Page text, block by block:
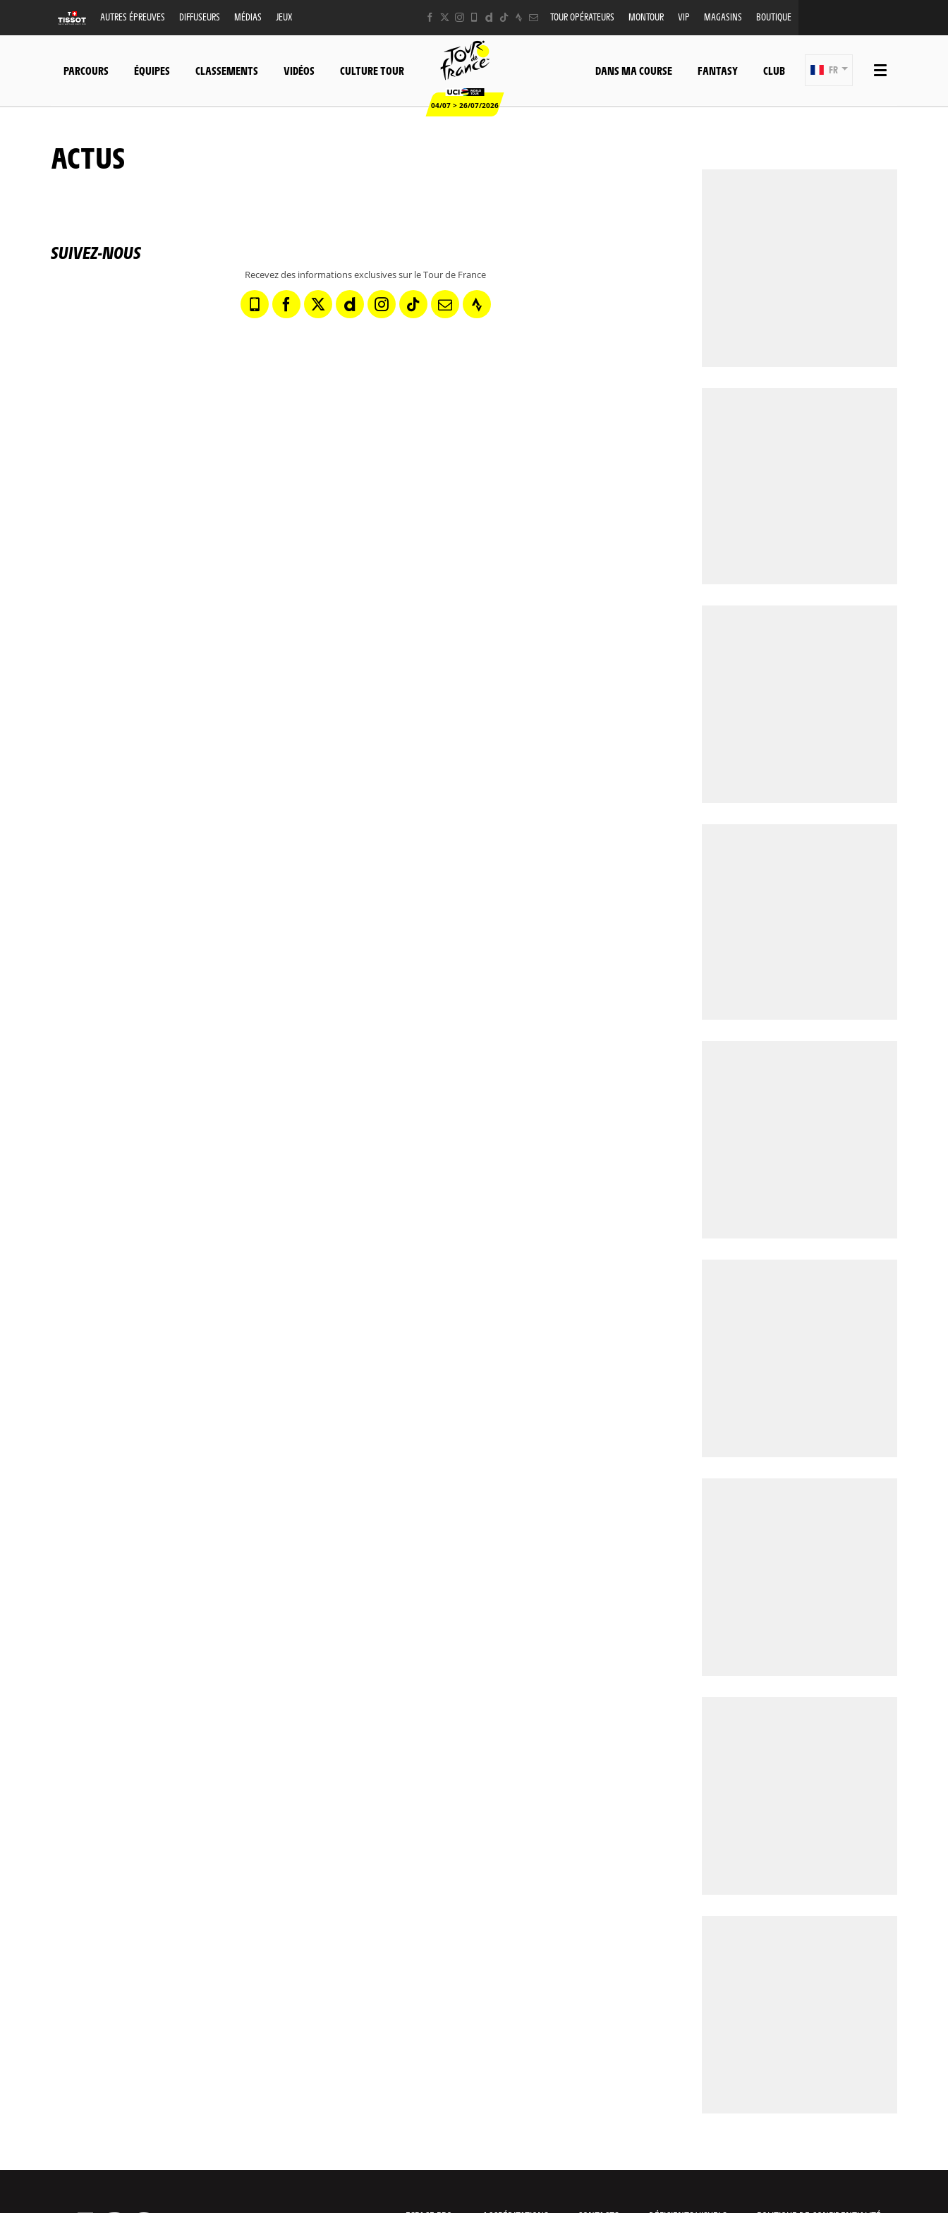
AUTRES ÉPREUVES DIFFUSEURS MÉDIAS JEUX TOUR OPÉRATEURS MONTOUR VIP MAGASINS BOUTIQUE
PARCOURS ÉQUIPES CLASSEMENTS VIDÉOS CULTURE TOUR
04/07 > 26/07/2026
DANS MA COURSE FANTASY CLUB FR
ACTUS
SUIVEZ-NOUS
Recevez des informations exclusives sur le Tour de France